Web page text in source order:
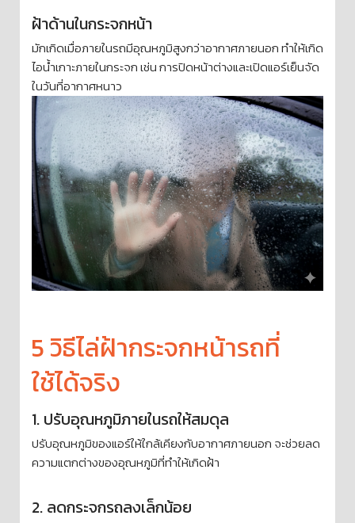
ฝ้าด้านในกระจกหน้า
มักเกิดเมื่อภายในรถมีอุณหภูมิสูงกว่าอากาศภายนอก ทำให้เกิด
ไอน้ำเกาะภายในกระจก เช่น การปิดหน้าต่างและเปิดแอร์เย็นจัด
ในวันที่อากาศหนาว
5 วิธีไล่ฝ้ากระจกหน้ารถที่
ใช้ได้จริง
1. ปรับอุณหภูมิภายในรถให้สมดุล
ปรับอุณหภูมิของแอร์ให้ใกล้เคียงกับอากาศภายนอก จะช่วยลด
ความแตกต่างของอุณหภูมิที่ทำให้เกิดฝ้า
2. ลดกระจกรถลงเล็กน้อย